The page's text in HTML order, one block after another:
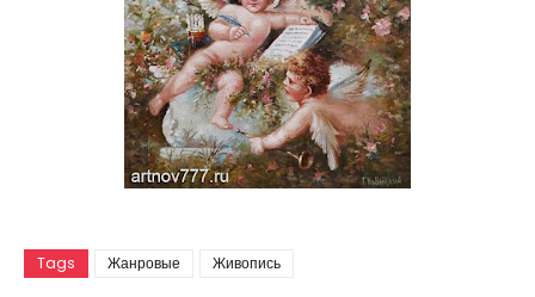
Tags Жанровые Живопись